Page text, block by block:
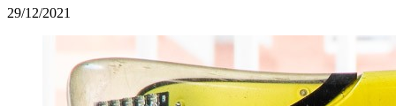
29/12/2021